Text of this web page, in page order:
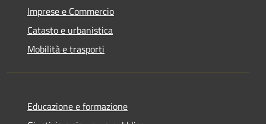
Imprese e Commercio
Catasto e urbanistica
Mobilità e trasporti
Educazione e formazione